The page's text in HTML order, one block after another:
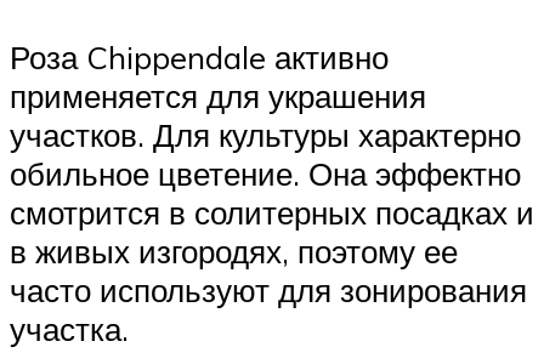
Роза Chippendale активно
применяется для украшения
участков. Для культуры характерно
обильное цветение. Она эффектно
смотрится в солитерных посадках и
в живых изгородях, поэтому ее
часто используют для зонирования
участка.